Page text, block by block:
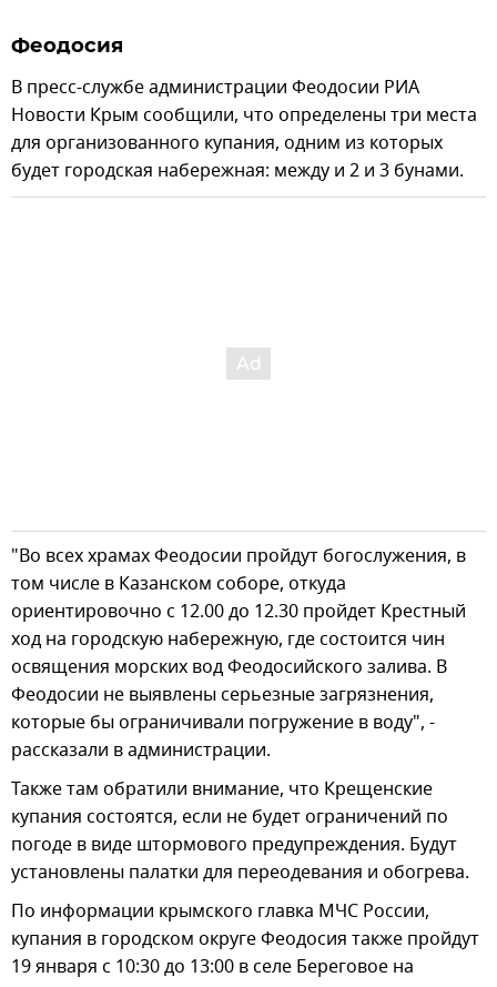
Феодосия
В пресс-службе администрации Феодосии РИА
Новости Крым сообщили, что определены три места
для организованного купания, одним из которых
будет городская набережная: между и 2 и 3 бунами.
"Во всех храмах Феодосии пройдут богослужения, в
том числе в Казанском соборе, откуда
ориентировочно с 12.00 до 12.30 пройдет Крестный
ход на городскую набережную, где состоится чин
освящения морских вод Феодосийского залива. В
Феодосии не выявлены серьезные загрязнения,
которые бы ограничивали погружение в воду", -
рассказали в администрации.
Также там обратили внимание, что Крещенские
купания состоятся, если не будет ограничений по
погоде в виде штормового предупреждения. Будут
установлены палатки для переодевания и обогрева.
По информации крымского главка МЧС России,
купания в городском округе Феодосия также пройдут
19 января с 10:30 до 13:00 в селе Береговое на